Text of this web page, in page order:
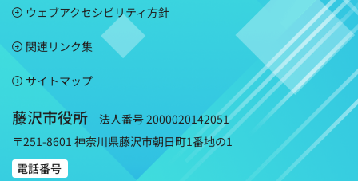
ウェブアクセシビリティ方針
関連リンク集
サイトマップ
藤沢市役所
法人番号 2000020142051
〒251-8601 神奈川県藤沢市朝日町1番地の1
電話番号